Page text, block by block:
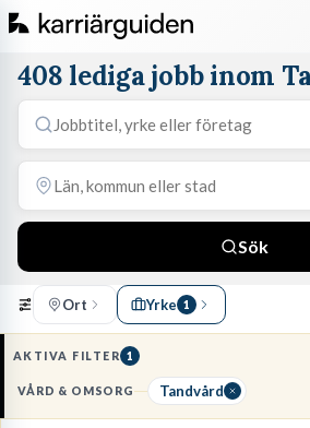
408 lediga jobb inom
Sök
Ort Yrke 1
AKTIVA FILTER 1
VÅRD & OMSORG Tandvård